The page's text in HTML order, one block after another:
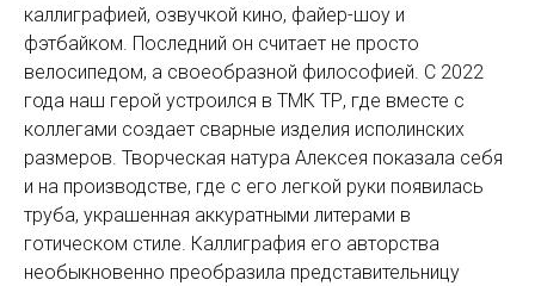
каллиграфией, озвучкой кино, файер-шоу и
фэтбайком. Последний он считает не просто
велосипедом, а своеобразной философией. С 2022
года наш герой устроился в ТМК ТР, где вместе с
коллегами создает сварные изделия исполинских
размеров. Творческая натура Алексея показала себя
и на производстве, где с его легкой руки появилась
труба, украшенная аккуратными литерами в
готическом стиле. Каллиграфия его авторства
необыкновенно преобразила представительницу